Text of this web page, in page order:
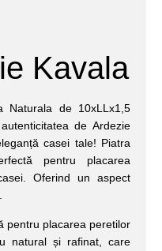
Kavala
Naturala de 10xLLx1,5
de Ardezie
casei tale! Piatra
pentru placarea
Oferind un aspect
pentru placarea peretilor
natural și rafinat, care